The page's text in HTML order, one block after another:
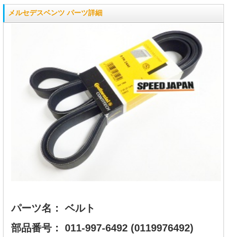
メルセデスベンツ パーツ詳細
パーツ名： ベルト
部品番号： 011-997-6492 (0119976492)